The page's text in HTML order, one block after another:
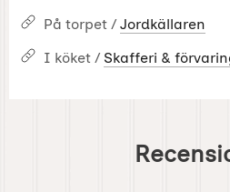
På torpet / Jordkällaren
I köket / Skafferi &